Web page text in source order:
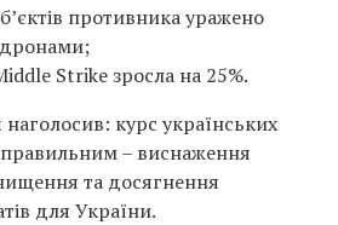
противника уражено
Strike зросла на 25%.
курс українських
правильним – виснаження
та досягнення
для України.